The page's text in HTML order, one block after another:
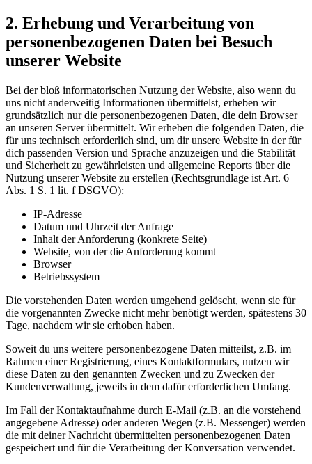
2. Erhebung und Verarbeitung von
personenbezogenen Daten bei Besuch
unserer Website
Bei der bloß informatorischen Nutzung der Website, also wenn du
uns nicht anderweitig Informationen übermittelst, erheben wir
grundsätzlich nur die personenbezogenen Daten, die dein Browser
an unseren Server übermittelt. Wir erheben die folgenden Daten, die
für uns technisch erforderlich sind, um dir unsere Website in der für
dich passenden Version und Sprache anzuzeigen und die Stabilität
und Sicherheit zu gewährleisten und allgemeine Reports über die
Nutzung unserer Website zu erstellen (Rechtsgrundlage ist Art. 6
Abs. 1 S. 1 lit. f DSGVO):
IP-Adresse
Datum und Uhrzeit der Anfrage
Inhalt der Anforderung (konkrete Seite)
Website, von der die Anforderung kommt
Browser
Betriebssystem
Die vorstehenden Daten werden umgehend gelöscht, wenn sie für
die vorgenannten Zwecke nicht mehr benötigt werden, spätestens 30
Tage, nachdem wir sie erhoben haben.
Soweit du uns weitere personenbezogene Daten mitteilst, z.B. im
Rahmen einer Registrierung, eines Kontaktformulars, nutzen wir
diese Daten zu den genannten Zwecken und zu Zwecken der
Kundenverwaltung, jeweils in dem dafür erforderlichen Umfang.
Im Fall der Kontaktaufnahme durch E-Mail (z.B. an die vorstehend
angegebene Adresse) oder anderen Wegen (z.B. Messenger) werden
die mit deiner Nachricht übermittelten personenbezogenen Daten
gespeichert und für die Verarbeitung der Konversation verwendet.